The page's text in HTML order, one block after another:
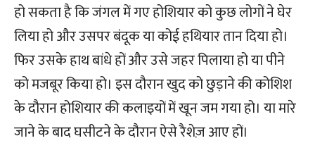
हो सकता है कि जंगल में गए होशियार को कुछ लोगों ने घेर
लिया हो और उसपर बंदूक या कोई हथियार तान दिया हो।
फिर उसके हाथ बांधे हों और उसे जहर पिलाया हो या पीने
को मजबूर किया हो। इस दौरान खुद को छुड़ाने की कोशिश
के दौरान होशियार की कलाइयों में खून जम गया हो। या मारे
जाने के बाद घसीटने के दौरान ऐसे रैशेज़ आए हों।